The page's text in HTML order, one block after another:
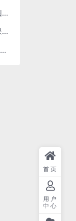
剑来 2024 纯净版 每周四已更【4K / 臻彩视听TV / 杜比音】附电子书百度网盘下载
大尺度综艺栏目《深夜保健室》 [台综]夸克网盘下载
《大明王朝1566》2007 中国大陆 4K+2K修复 [国语 46集 192G]
首页
用户
中心